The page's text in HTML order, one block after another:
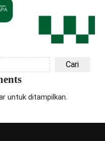
Cari
untuk ditampilkan.